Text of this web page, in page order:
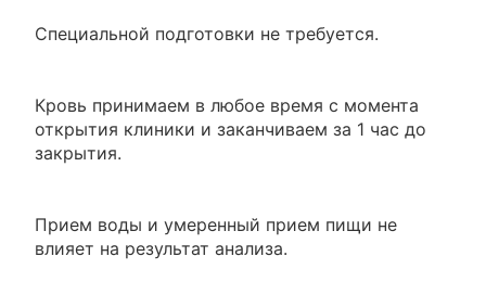
Специальной подготовки не требуется.
Кровь принимаем в любое время с момента
открытия клиники и заканчиваем за 1 час до
закрытия.
Прием воды и умеренный прием пищи не
влияет на результат анализа.